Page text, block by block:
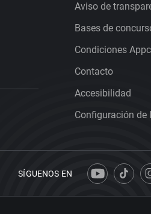
Aviso de
Bases de
Condiciones
Contacto
Accesibilidad
Configuración de
SÍGUENOS EN